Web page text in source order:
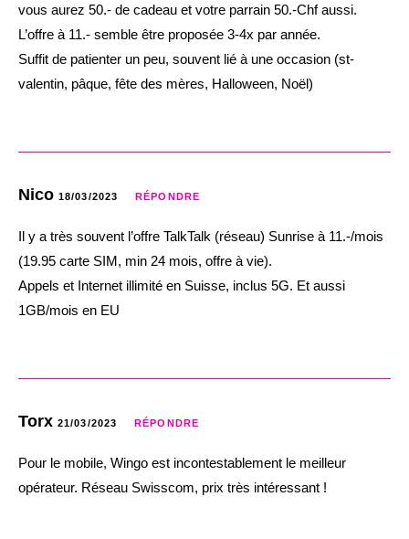
vous aurez 50.- de cadeau et votre parrain 50.-Chf aussi.
L’offre à 11.- semble être proposée 3-4x par année.
Suffit de patienter un peu, souvent lié à une occasion (st-
valentin, pâque, fête des mères, Halloween, Noël)
Nico 18/03/2023 RÉPONDRE
Il y a très souvent l’offre TalkTalk (réseau) Sunrise à 11.-/mois
(19.95 carte SIM, min 24 mois, offre à vie).
Appels et Internet illimité en Suisse, inclus 5G. Et aussi
1GB/mois en EU
Torx 21/03/2023 RÉPONDRE
Pour le mobile, Wingo est incontestablement le meilleur
opérateur. Réseau Swisscom, prix très intéressant !